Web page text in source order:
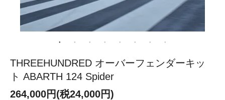
THREEHUNDRED オーバーフェンダーキッ
ト ABARTH 124 Spider
264,000円(税24,000円)